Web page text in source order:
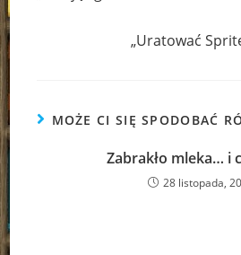
„Uratować
MOŻE CI SIĘ SPODOBAĆ
Zabrakło mleka… i
28 listopada,